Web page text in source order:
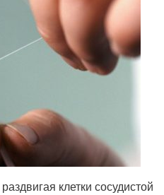
клетки сосудистой